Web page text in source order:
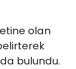
olan
bulundu.